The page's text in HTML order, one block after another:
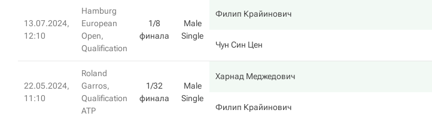
13.07.2024,
12:10
Hamburg
European
Open,
Qualification
1/8
финала
Male
Single
Филип Крайинович
Чун Син Цен
22.05.2024,
11:10
Roland
Garros,
Qualification
ATP
1/32
финала
Male
Single
Харнад Меджедович
Филип Крайинович